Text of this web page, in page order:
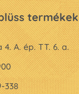
termékek
A. ép. TT. 6. a.
338